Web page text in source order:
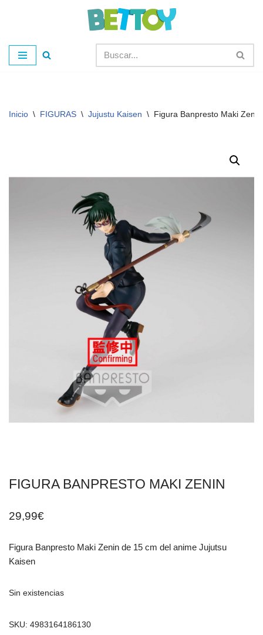
al
contenido
Inicio \ FIGURAS \ Jujustu Kaisen \ Figura Banpresto Maki Zenin
FIGURA BANPRESTO MAKI ZENIN
29,99€
Figura Banpresto Maki Zenin de 15 cm del anime Jujutsu
Kaisen
Sin existencias
SKU: 4983164186130